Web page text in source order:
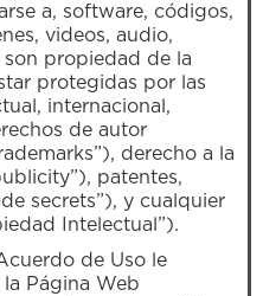
a, software, códigos,
videos, audio,
propiedad de la
protegidas por las
internacional,
de autor
derecho a la
patentes,
secrets”), y cualquier
Intelectual”).
de Uso le
Página Web